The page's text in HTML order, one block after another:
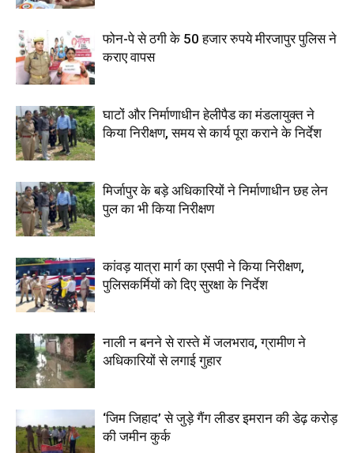
फोन-पे से ठगी के 50 हजार रुपये मीरजापुर पुलिस ने
कराए वापस
घाटों और निर्माणाधीन हेलीपैड का मंडलायुक्त ने
किया निरीक्षण, समय से कार्य पूरा कराने के निर्देश
मिर्जापुर के बड़े अधिकारियों ने निर्माणाधीन छह लेन
पुल का भी किया निरीक्षण
कांवड़ यात्रा मार्ग का एसपी ने किया निरीक्षण,
पुलिसकर्मियों को दिए सुरक्षा के निर्देश
नाली न बनने से रास्ते में जलभराव, ग्रामीण ने
अधिकारियों से लगाई गुहार
‘जिम जिहाद’ से जुड़े गैंग लीडर इमरान की डेढ़ करोड़
की जमीन कुर्क